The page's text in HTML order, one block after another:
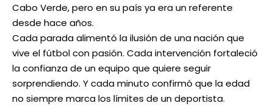
Cabo Verde, pero en su país ya era un referente
desde hace años.
Cada parada alimentó la ilusión de una nación que
vive el fútbol con pasión. Cada intervención fortaleció
la confianza de un equipo que quiere seguir
sorprendiendo. Y cada minuto confirmó que la edad
no siempre marca los límites de un deportista.